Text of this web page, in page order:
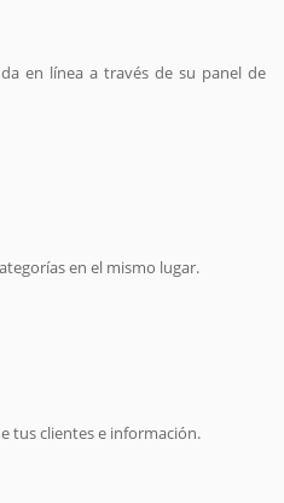
en línea a través de su panel de
en el mismo lugar.
tus clientes e información.